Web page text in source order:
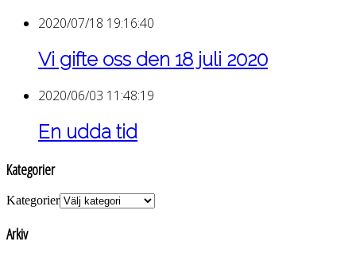
2020/07/18 19:16:40
Vi gifte oss den 18 juli 2020
2020/06/03 11:48:19
En udda tid
Kategorier
Kategorier
Arkiv